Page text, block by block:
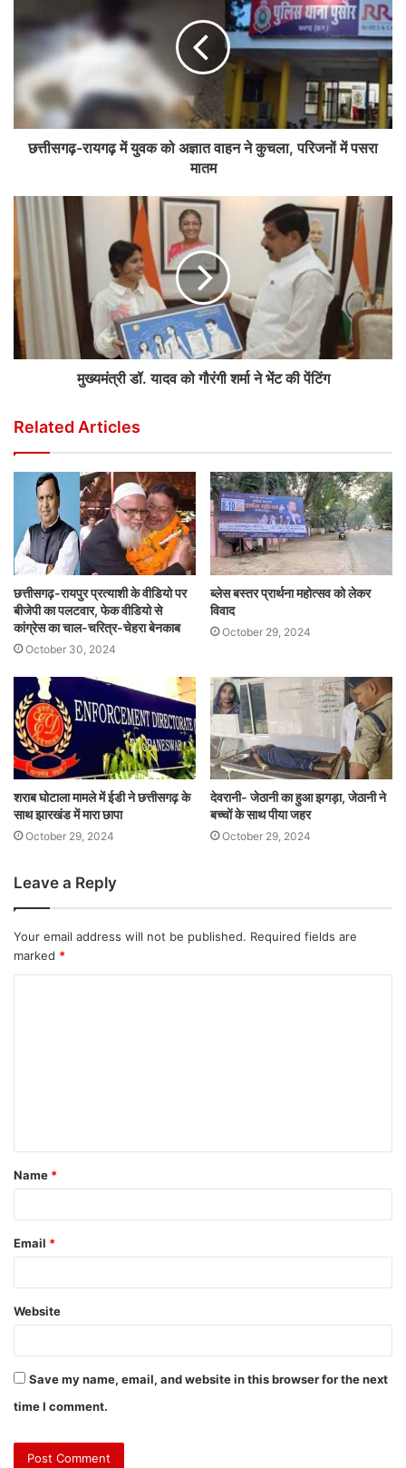
छत्तीसगढ़-रायगढ़ में युवक को अज्ञात वाहन ने कुचला, परिजनों में पसरा
मातम
मुख्यमंत्री डॉ. यादव को गौरंगी शर्मा ने भेंट की पेंटिंग
Related Articles
छत्तीसगढ़-रायपुर प्रत्याशी के वीडियो पर
बीजेपी का पलटवार, फेक वीडियो से
कांग्रेस का चाल-चरित्र-चेहरा बेनकाब
October 30, 2024
ब्लेस बस्तर प्रार्थना महोत्सव को लेकर
विवाद
October 29, 2024
शराब घोटाला मामले में ईडी ने छत्तीसगढ़ के
साथ झारखंड में मारा छापा
October 29, 2024
देवरानी- जेठानी का हुआ झगड़ा, जेठानी ने
बच्चों के साथ पीया जहर
October 29, 2024
Leave a Reply
Your email address will not be published. Required fields are
marked *
Name *
Email *
Website
Save my name, email, and website in this browser for the next
time I comment.